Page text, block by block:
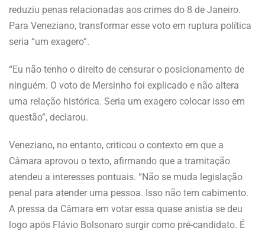
reduziu penas relacionadas aos crimes do 8 de Janeiro.
Para Veneziano, transformar esse voto em ruptura política
seria “um exagero”.
“Eu não tenho o direito de censurar o posicionamento de
ninguém. O voto de Mersinho foi explicado e não altera
uma relação histórica. Seria um exagero colocar isso em
questão”, declarou.
Veneziano, no entanto, criticou o contexto em que a
Câmara aprovou o texto, afirmando que a tramitação
atendeu a interesses pontuais. “Não se muda legislação
penal para atender uma pessoa. Isso não tem cabimento.
A pressa da Câmara em votar essa quase anistia se deu
logo após Flávio Bolsonaro surgir como pré-candidato. É